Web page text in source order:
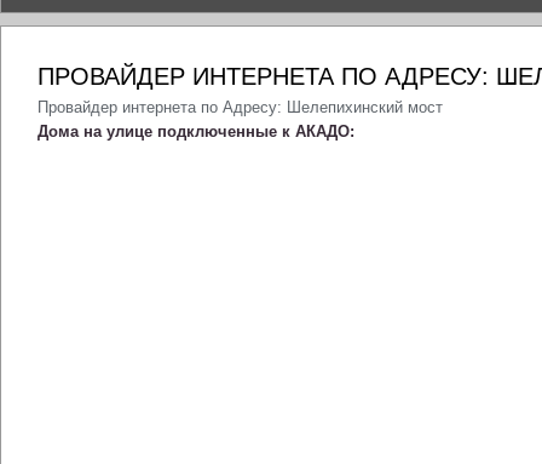
ПРОВАЙДЕР ИНТЕРНЕТА ПО АДРЕСУ:
Провайдер интернета по Адресу: Шелепихинский мост
Дома на улице подключенные к АКАДО: